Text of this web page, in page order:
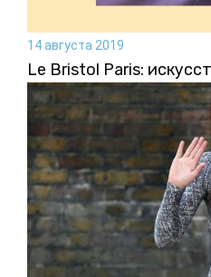
14 августа 2019
Le Bristol Paris: